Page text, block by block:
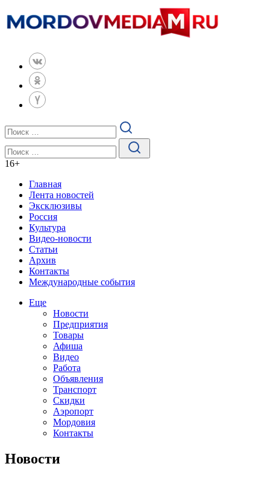
16+
Главная
Лента новостей
Эксклюзивы
Россия
Культура
Видео-новости
Статьи
Архив
Контакты
Международные события
Еще
Новости
Предприятия
Товары
Афиша
Видео
Работа
Объявления
Транспорт
Скидки
Аэропорт
Мордовия
Контакты
Новости